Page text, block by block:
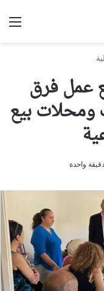
عمل فرق
بيع
دقيقة واحدة